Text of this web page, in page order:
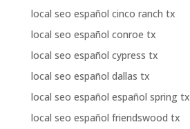
local seo español cinco ranch tx
local seo español conroe tx
local seo español cypress tx
local seo español dallas tx
local seo español español spring tx
local seo español friendswood tx